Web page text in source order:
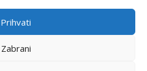
Prihvati
Zabrani
privatnosti